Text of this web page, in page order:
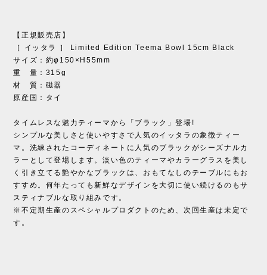
【正規販売店】
［ イッタラ ］ Limited Edition Teema Bowl 15cm Black
サイズ：約φ150×H55mm
重 量：315g
材 質：磁器
原産国：タイ
タイムレスな魅力ティーマから「ブラック」登場!
シンプルな美しさと使いやすさで人気のイッタラの象徴ティー
マ。洗練されたコーディネートに人気のブラックがシーズナルカ
ラーとして登場します。淡い色のティーマやカラーグラスを美し
く引き立てる艶やかなブラックは、おもてなしのテーブルにもお
すすめ。何年たっても新鮮なデザインを大切に使い続けるのもサ
スティナブルな取り組みです。
※不定期生産のスペシャルプロダクトのため、次回生産は未定で
す。